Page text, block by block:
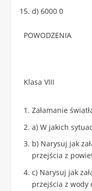
d) 6000 0
POWODZENIA
Klasa VIII
Załamanie
a) W jakich
b) Narysuj jak
przejścia z
c) Narysuj jak
przejścia z wody